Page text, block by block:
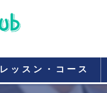
レッスン・コース